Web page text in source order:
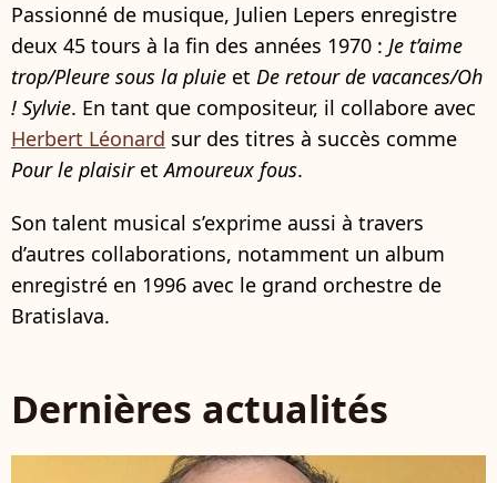
Passionné de musique, Julien Lepers enregistre
deux 45 tours à la fin des années 1970 : Je t’aime
trop/Pleure sous la pluie et De retour de vacances/Oh
! Sylvie. En tant que compositeur, il collabore avec
Herbert Léonard sur des titres à succès comme
Pour le plaisiretAmoureux fous.
Son talent musical s’exprime aussi à travers
d’autres collaborations, notamment un album
enregistré en 1996 avec le grand orchestre de
Bratislava.
Dernières actualités